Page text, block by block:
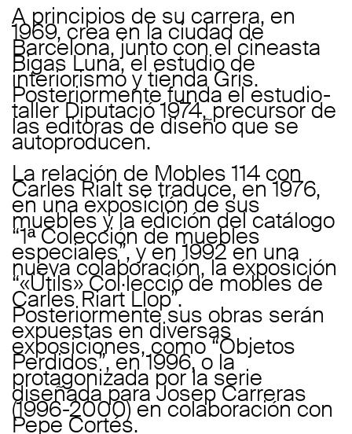
A principios de su carrera, en
1969, crea en la ciudad de
Barcelona, junto con el cineasta
Bigas Luna, el estudio de
interiorismo y tienda Gris.
Posteriormente funda el estudio-
taller Diputació 1974, precursor de
las editoras de diseño que se
autoproducen.
La relación de Mobles 114 con
Carles Rialt se traduce, en 1976,
en una exposición de sus
muebles y la edición del catálogo
“1ª Colección de muebles
especiales”, y en 1992 en una
nueva colaboración, la exposición
“«Útils» Col·lecció de mobles de
Carles Riart Llop”.
Posteriormente sus obras serán
expuestas en diversas
exposiciones, como “Objetos
Perdidos”, en 1996, o la
protagonizada por la serie
diseñada para Josep Carreras
(1996-2000) en colaboración con
Pepe Cortés.